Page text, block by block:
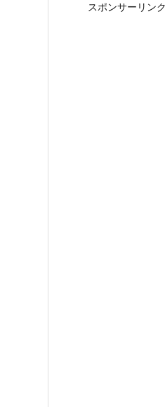
スポンサーリンク